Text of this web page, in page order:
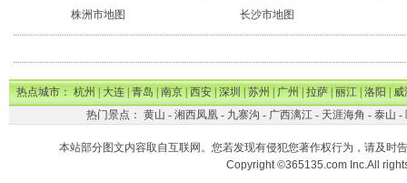
株洲市地图 长沙市地图
热点城市：杭州|大连|青岛|南京|西安|深圳|苏州|广州|拉萨|丽江|洛阳|威
热门景点： 黄山 - 湘西凤凰- 九寨沟 - 广西漓江- 天涯海角 - 泰山 -
本站部分图文内容取自互联网。您若发现有侵犯您著作权行为，请及时
Copyright ©365135.com Inc.All